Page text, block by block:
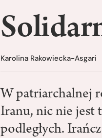
Karolina Rakowiecka-Asgari
W patriarchalnej
Iranu, nic nie jest
podległych.